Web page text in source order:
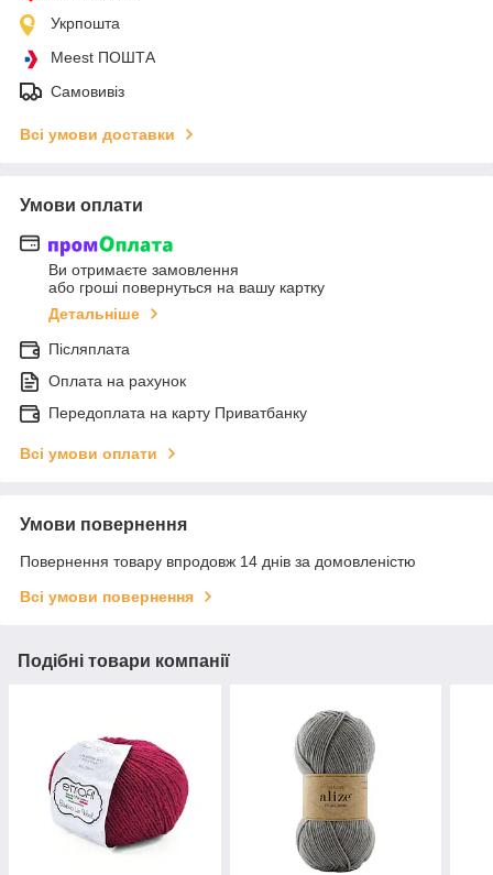
Укрпошта
Meest ПОШТА
Самовивіз
Всі умови доставки
Умови оплати
Ви отримаєте замовлення
або гроші повернуться на вашу картку
Детальніше
Післяплата
Оплата на рахунок
Передоплата на карту Приватбанку
Всі умови оплати
Умови повернення
Повернення товару впродовж 14 днів за домовленістю
Всі умови повернення
Подібні товари компанії